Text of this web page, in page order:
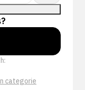
categorie